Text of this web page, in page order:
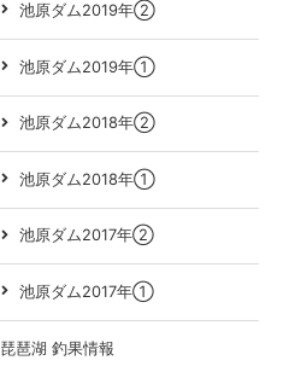
池原ダム2019年②
池原ダム2019年①
池原ダム2018年②
池原ダム2018年①
池原ダム2017年②
池原ダム2017年①
琵琶湖 釣果情報